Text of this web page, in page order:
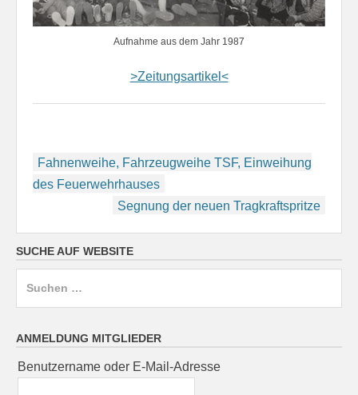
Aufnahme aus dem Jahr 1987
>Zeitungsartikel<
Beitragsnavigation
Fahnenweihe, Fahrzeugweihe TSF, Einweihung
des Feuerwehrhauses
Segnung der neuen Tragkraftspritze
SUCHE AUF WEBSITE
ANMELDUNG MITGLIEDER
Benutzername oder E-Mail-Adresse